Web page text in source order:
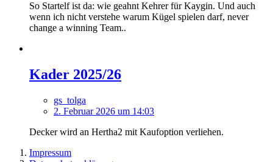
So Startelf ist da: wie geahnt Kehrer für Kaygin. Und auch
wenn ich nicht verstehe warum Kügel spielen darf, never
change a winning Team..
Kader 2025/26
gs_tolga
2. Februar 2026 um 14:03
Decker wird an Hertha2 mit Kaufoption verliehen.
Impressum